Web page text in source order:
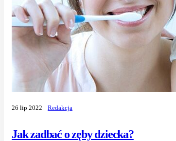
Jak zadbać o zęby dziecka?
26 lip 2022 Redakcja